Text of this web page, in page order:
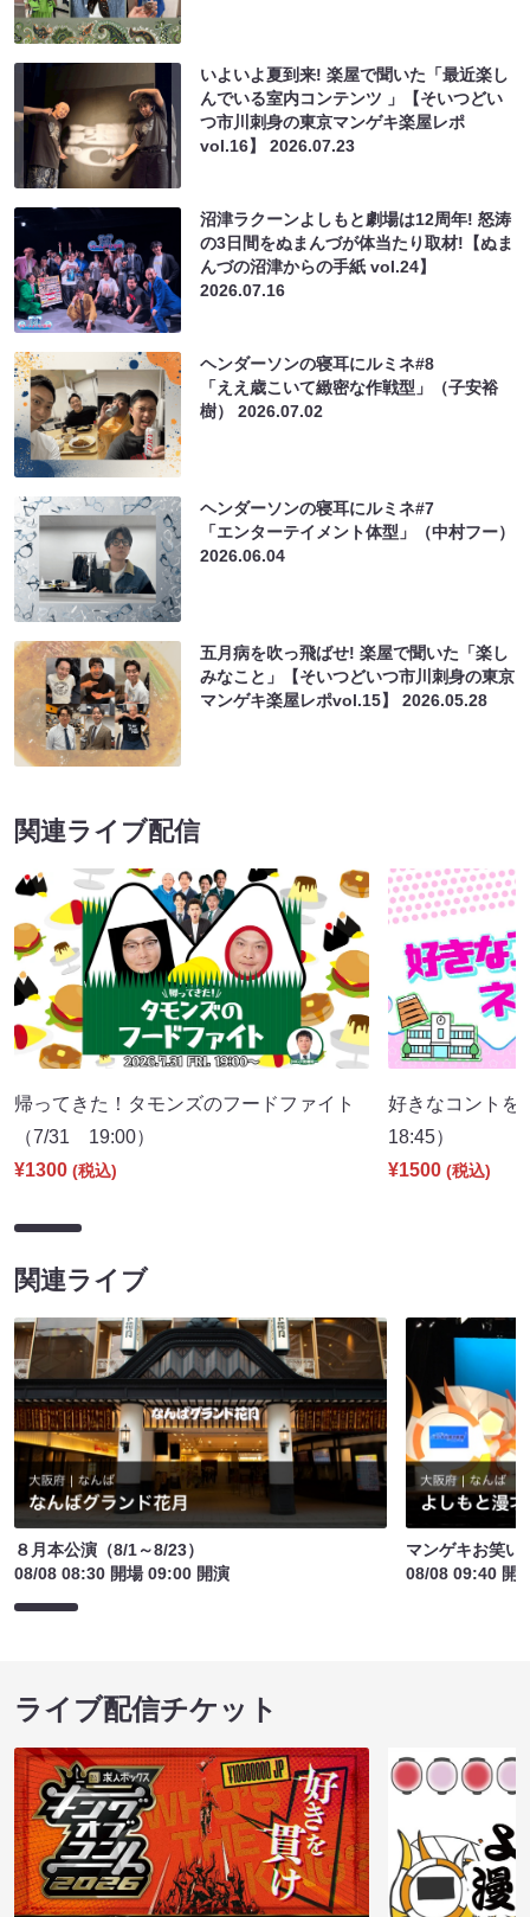
いよいよ夏到来! 楽屋で聞いた「最近楽し
んでいる室内コンテンツ 」【そいつどい
つ市川刺身の東京マンゲキ楽屋レポ
vol.16】2026.07.23
沼津ラクーンよしもと劇場は12周年! 怒涛
の3日間をぬまんづが体当たり取材!【ぬま
んづの沼津からの手紙 vol.24】
2026.07.16
ヘンダーソンの寝耳にルミネ#8
「ええ歳こいて緻密な作戦型」（子安裕
樹）2026.07.02
ヘンダーソンの寝耳にルミネ#7
「エンターテイメント体型」（中村フー）
2026.06.04
五月病を吹っ飛ばせ! 楽屋で聞いた「楽し
みなこと」【そいつどいつ市川刺身の東京
マンゲキ楽屋レポvol.15】2026.05.28
関連ライブ配信
帰ってきた！タモンズのフードファイト
（7/31 19:00）
¥1300 (税込)
好きなコント
18:45）
¥1500 (税込)
関連ライブ
８月本公演（8/1～8/23）
08/08 08:30 開場 09:00 開演
マンゲキお笑い
08/08 09:40 開
ライブ配信チケット